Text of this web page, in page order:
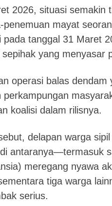
2026, situasi semakin
mayat
pada tanggal 31 Maret
yang menyasar
operasi balas dendam
koalisi dalam rilisnya.
delapan warga
antaranya—termasuk
meregang nyawa
tiga warga
serius.